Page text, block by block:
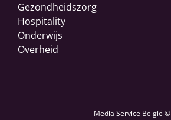
Gezondheidszorg
Hospitality
Onderwijs
Overheid
Media Service België ©